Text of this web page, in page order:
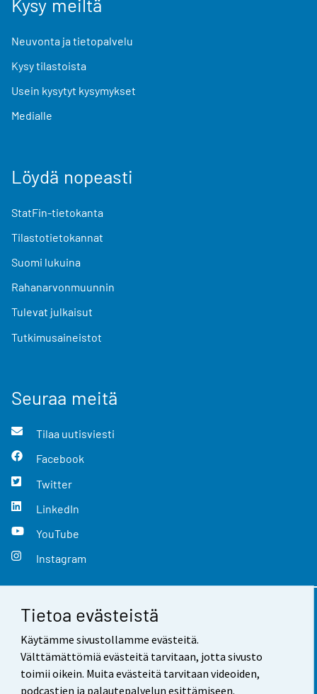
Tietoa evästeistä
Käytämme sivustollamme evästeitä.
Välttämättömiä evästeitä tarvitaan, jotta sivusto
toimii oikein. Muita evästeitä tarvitaan videoiden,
podcastien ja palautepalvelun esittämiseen.
Neuvonta ja tietopalvelu
Kysy tilastoista
Usein kysytyt kysymykset
Medialle
Löydä nopeasti
StatFin-tietokanta
Tilastotietokannat
Suomi lukuina
Rahanarvonmuunnin
Tulevat julkaisut
Tutkimusaineistot
Seuraa meitä
Tilaa uutisviesti
Facebook
Twitter
LinkedIn
YouTube
Instagram
Yhteystiedot
Palaute
Käyttöehdot